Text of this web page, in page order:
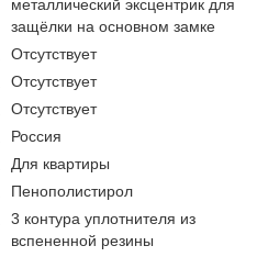
металлический эксцентрик для
защёлки на основном замке
Отсутствует
Отсутствует
Отсутствует
Россия
Для квартиры
Пенополистирол
3 контура уплотнителя из
вспененной резины